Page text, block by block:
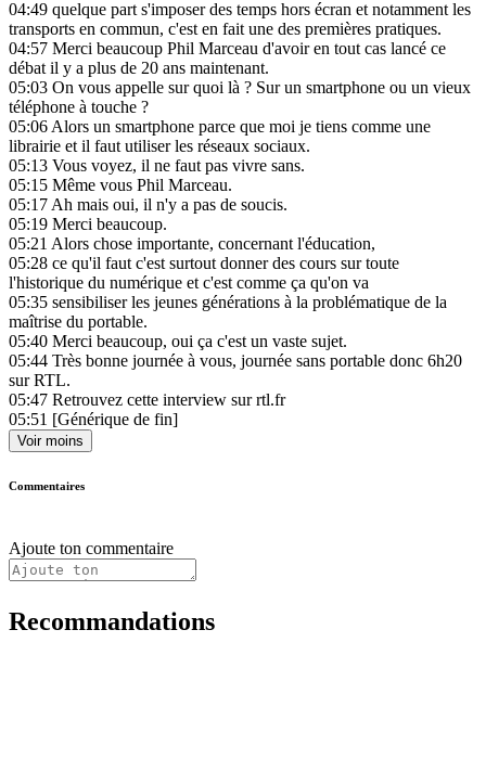
04:49 quelque part s'imposer des temps hors écran et notamment les
transports en commun, c'est en fait une des premières pratiques.
04:57 Merci beaucoup Phil Marceau d'avoir en tout cas lancé ce
débat il y a plus de 20 ans maintenant.
05:03 On vous appelle sur quoi là ? Sur un smartphone ou un vieux
téléphone à touche ?
05:06Alors un smartphone parce que moi je tiens comme une
librairie et il faut utiliser les réseaux sociaux.
05:13 Vous voyez, il ne faut pas vivre sans.
05:15 Même vous Phil Marceau.
05:17Ah mais oui, il n'y a pas de soucis.
05:19 Merci beaucoup.
05:21 Alors chose importante, concernant l'éducation,
05:28 ce qu'il faut c'est surtout donner des cours sur toute
l'historique du numérique et c'est comme ça qu'on va
05:35 sensibiliser les jeunes générations à la problématique de la
maîtrise du portable.
05:40 Merci beaucoup, oui ça c'est un vaste sujet.
05:44 Très bonne journée à vous, journée sans portable donc 6h20
sur RTL.
05:47 Retrouvez cette interview sur rtl.fr
05:51 [Générique de fin]
Voir moins
Commentaires
Ajoute ton commentaire
Recommandations